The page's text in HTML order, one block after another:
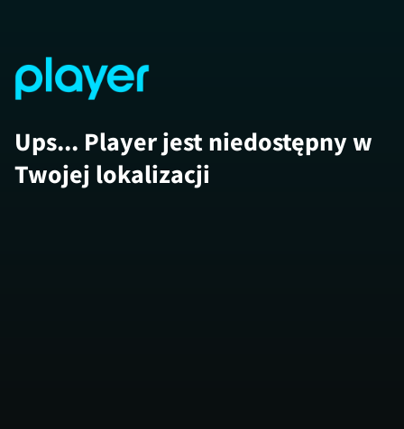
Ups... Player jest niedostępny w
Twojej lokalizacji